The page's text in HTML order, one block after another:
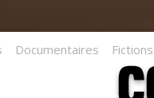
Documentaires Fictions